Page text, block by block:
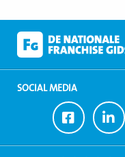
SOCIAL MEDIA
Ga
naar
Facebook
Ga
naar